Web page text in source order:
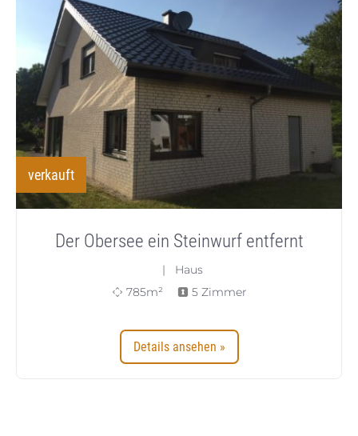
verkauft
Der Obersee ein Steinwurf entfernt
| Haus
785m²
5 Zimmer
Details ansehen »